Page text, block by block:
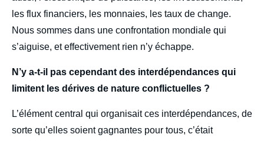
les flux financiers, les monnaies, les taux de change.
Nous sommes dans une confrontation mondiale qui
s’aiguise, et effectivement rien n’y échappe.
N’y a-t-il pas cependant des interdépendances qui
limitent les dérives de nature conflictuelles ?
L’élément central qui organisait ces interdépendances, de
sorte qu’elles soient gagnantes pour tous, c’était